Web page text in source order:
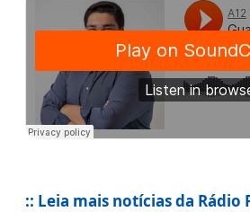
:: Leia mais notícias da Rádio